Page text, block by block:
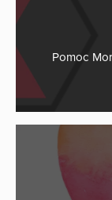
Pomoc